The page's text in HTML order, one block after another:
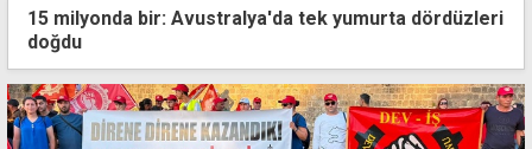
15 milyonda bir: Avustralya'da tek yumurta dördüzleri
doğdu